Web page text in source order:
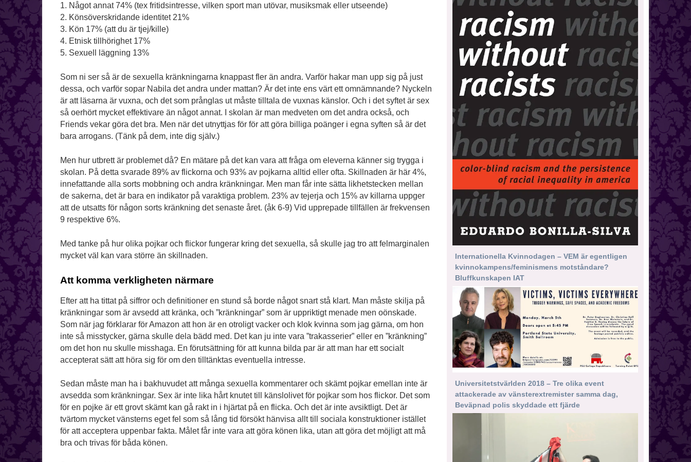
1. Något annat 74% (tex fritidsintresse, vilken sport man utövar, musiksmak eller utseende)
2. Könsöverskridande identitet 21%
3. Kön 17% (att du är tjej/kille)
4. Etnisk tillhörighet 17%
5. Sexuell läggning 13%
Som ni ser så är de sexuella kränkningarna knappast fler än andra. Varför hakar man upp sig på just
dessa, och varför sopar Nabila det andra under mattan? Är det inte ens värt ett omnämnande? Nyckeln
är att läsarna är vuxna, och det som prånglas ut måste tilltala de vuxnas känslor. Och i det syftet är sex
så oerhört mycket effektivare än något annat. I skolan är man medveten om det andra också, och
Friends vekar göra det bra. Men när det utnyttjas för för att göra billiga poänger i egna syften så är det
bara arrogans. (Tänk på dem, inte dig själv.)
Men hur utbrett är problemet då? En mätare på det kan vara att fråga om eleverna känner sig trygga i
skolan. På detta svarade 89% av flickorna och 93% av pojkarna alltid eller ofta. Skillnaden är här 4%,
innefattande alla sorts mobbning och andra kränkningar. Men man får inte sätta likhetstecken mellan
de sakerna, det är bara en indikator på varaktiga problem. 23% av tejerja och 15% av killarna uppger
att de utsatts för någon sorts kränkning det senaste året. (åk 6-9) Vid upprepade tillfällen är frekvensen
9 respektive 6%.
Med tanke på hur olika pojkar och flickor fungerar kring det sexuella, så skulle jag tro att felmarginalen
mycket väl kan vara större än skillnaden.
Att komma verkligheten närmare
Efter att ha tittat på siffror och definitioner en stund så borde något snart stå klart. Man måste skilja på
kränkningar som är avsedd att kränka, och ”kränkningar” som är uppriktigt menade men oönskade.
Som när jag förklarar för Amazon att hon är en otroligt vacker och klok kvinna som jag gärna, om hon
inte så misstycker, gärna skulle dela bädd med. Det kan ju inte vara ”trakasserier” eller en ”kränkning”
om det hon nu skulle misshaga. En förutsättning för att kunna bilda par är att man har ett socialt
accepterat sätt att höra sig för om den tilltänktas eventuella intresse.
Sedan måste man ha i bakhuvudet att många sexuella kommentarer och skämt pojkar emellan inte är
avsedda som kränkningar. Sex är inte lika hårt knutet till känslolivet för pojkar som hos flickor. Det som
för en pojke är ett grovt skämt kan gå rakt in i hjärtat på en flicka. Och det är inte avsiktligt. Det är
tvärtom mycket vänsterns eget fel som så lång tid försökt hänvisa allt till sociala konstruktioner istället
för att acceptera uppenbar fakta. Målet får inte vara att göra könen lika, utan att göra det möjligt att må
bra och trivas för båda könen.
Internationella Kvinnodagen – VEM är egentligen
kvinnokampens/feminismens motståndare?
Bluffkunskapen IAT
Universitetstvärlden 2018 – Tre olika event
attackerade av vänsterextremister samma dag,
Beväpnad polis skyddade ett fjärde